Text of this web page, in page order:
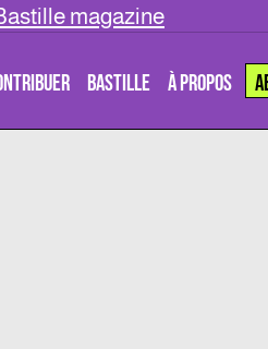
magazine
BASTILLE À PROPOS